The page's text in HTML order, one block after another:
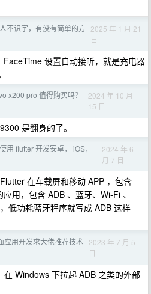
不识字，有没有简单的方 2025 年 1 月 21
日
设置自动接听，就是充电器
x200 pro 值得购买吗？
2024 年 10 月
15 日
是翻身的了。
使用 flutter 开发安卓， iOS，
2024 年 6
月 7 日
在车载屏和移动 APP ，包含
用，包含 ADB 、蓝牙、Wi-Fi 、
低功耗蓝牙程序就写成 ADB 这样
应用开发求大佬推荐技术 2023 年 7 月 5
日
Windows 下拉起 ADB 之类的外部